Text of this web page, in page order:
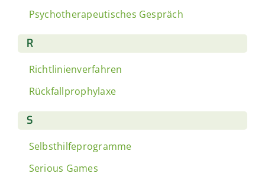
Psychotherapeutisches Gespräch
R
Richtlinienverfahren
Rückfallprophylaxe
S
Selbsthilfeprogramme
Serious Games